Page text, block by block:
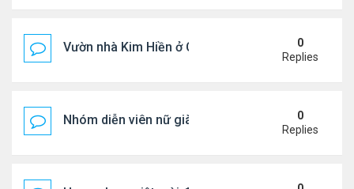
Vườn nhà Kim Hiền ở California
0
Replies
Nhóm diễn viên nữ giàu nhất thế giới
0
Replies